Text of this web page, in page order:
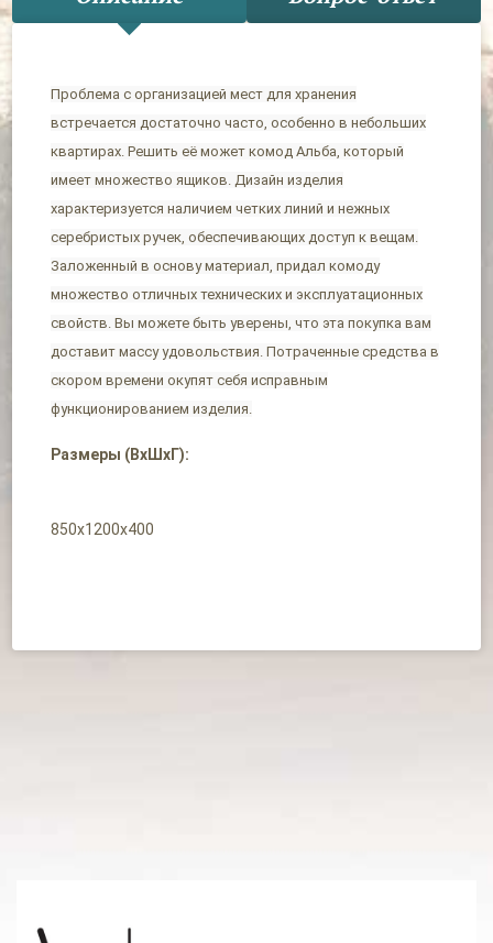
Проблема с организацией мест для хранения
встречается достаточно часто, особенно в небольших
квартирах. Решить её может комод Альба, который
имеет множество ящиков. Дизайн изделия
характеризуется наличием четких линий и нежных
серебристых ручек, обеспечивающих доступ к вещам.
Заложенный в основу материал, придал комоду
множество отличных технических и эксплуатационных
свойств. Вы можете быть уверены, что эта покупка вам
доставит массу удовольствия. Потраченные средства в
скором времени окупят себя исправным
функционированием изделия.
Размеры (ВхШхГ):
850х1200х400